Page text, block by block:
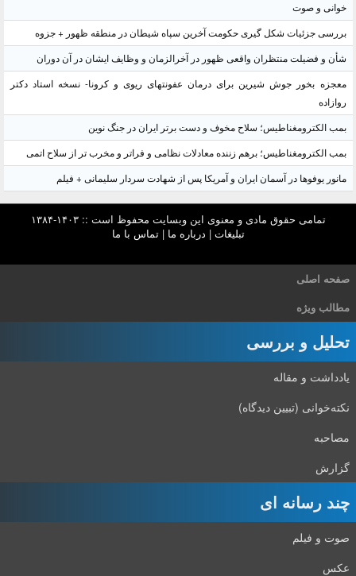
خوانی و صوت
بررسی جزئیات شکل گیری حکومت آخرین سپاه شیطان در منطقه ظهور + جزوه
شأن و فضیلت منتظران واقعی ظهور در آخرالزمان و وظایف ایشان در آن دوران
معجزه بخور جوش شیرین برای درمان عفونتهای ریوی و کرونا- نسخه استاد دکتر
روازاده
بمب الکترومغناطیس؛ سلاح مخوف و دست برتر ایران در جنگ نوین
بمب الکترومغناطیس؛ برهم زننده معادلات نظامی و فراتر و مخرب تر از سلاح اتمی
مانور یوفوها در آسمان ایران و آمریکا پس از شهادت سردار سلیمانی + فیلم
تمامی حقوق مادی و معنوی این وبسایت محفوظ است :: ۱۴۰۳-۱۳۸۴
تبلیغات | درباره ما |تماس با ما
صفحه اصلی
مطالب ویژه
تحلیل و بررسی
یادداشت و مقاله
نکته‌خوانی (تبیین دیدگاه)
مصاحبه
گزارش
چند رسانه ای
صوت و فیلم
عکس